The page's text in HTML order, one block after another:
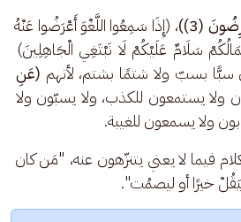
(3))
، (إِذَا سَمِعُوا اللَّغْوَ أَعْرَضُوا عَنْهُ
سَلَامٌ عَلَيْكُمْ لَا نَبْتَغِي الْجَاهِلِينَ)
(عَنِ
ولا يستمعون للكذب، ولا يسبّون ولا
ولا يسمعون للغيبة.
فيما لا يعني يتنزّهون عنه، "مَن كان
خيرًا أو ليصمُت".